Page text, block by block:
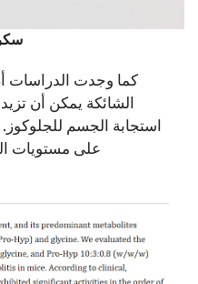
كما وجدت الدراسات
الشائكة يمكن أن
استجابة الجسم
على مستويات